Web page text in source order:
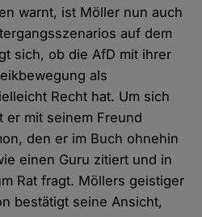
warnt, ist Möller nun auch
auf dem
sich, ob die AfD mit ihrer
als
Recht hat. Um sich
mit seinem Freund
den er im Buch ohnehin
einen Guru zitiert und in
Rat fragt. Möllers geistiger
bestätigt seine Ansicht,